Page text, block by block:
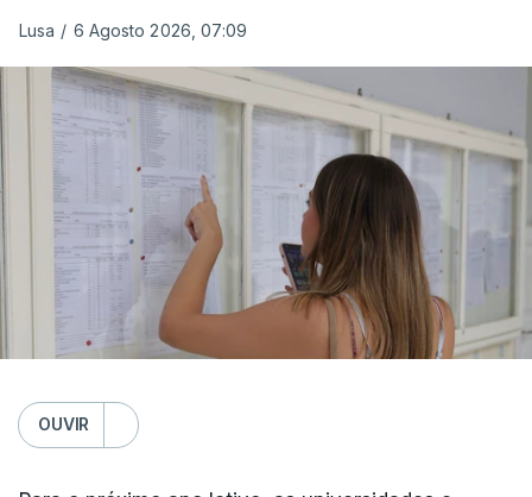
Lusa / 6 Agosto 2026, 07:09
OUVIR